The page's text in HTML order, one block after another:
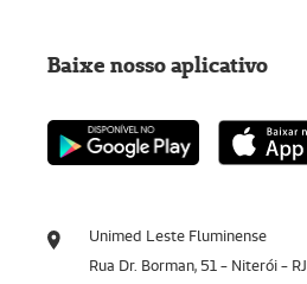
Unimed Leste Fluminense
Rua Dr. Borman, 51 - Niterói - RJ
Baixe nosso aplicativo